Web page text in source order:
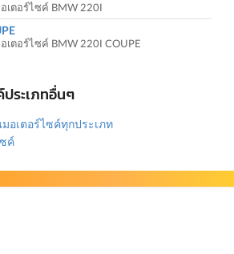
เตอร์ไซค์ BMW 220I
เตอร์ไซค์ BMW 220I COUPE
ประเภทอื่นๆ
อเตอร์ไซค์ทุกประเภท
ค์